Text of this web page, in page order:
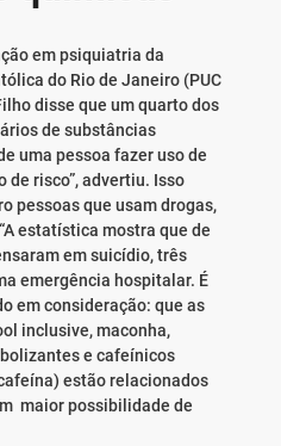
em psiquiatria da
do Rio de Janeiro (PUC
disse que um quarto dos
de substâncias
uma pessoa fazer uso de
de risco”, advertiu. Isso
pessoas que usam drogas,
estatística mostra que de
em suicídio, três
emergência hospitalar. É
em consideração: que as
inclusive, maconha,
e cafeínicos
estão relacionados
maior possibilidade de